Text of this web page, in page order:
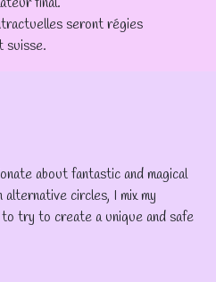
seront régies
suisse.
about fantastic and magical
circles, I mix my
to try to create a unique and safe